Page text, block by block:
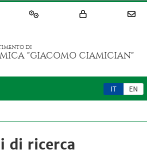
DI
"GIACOMO CIAMICIAN"
IT EN
di ricerca